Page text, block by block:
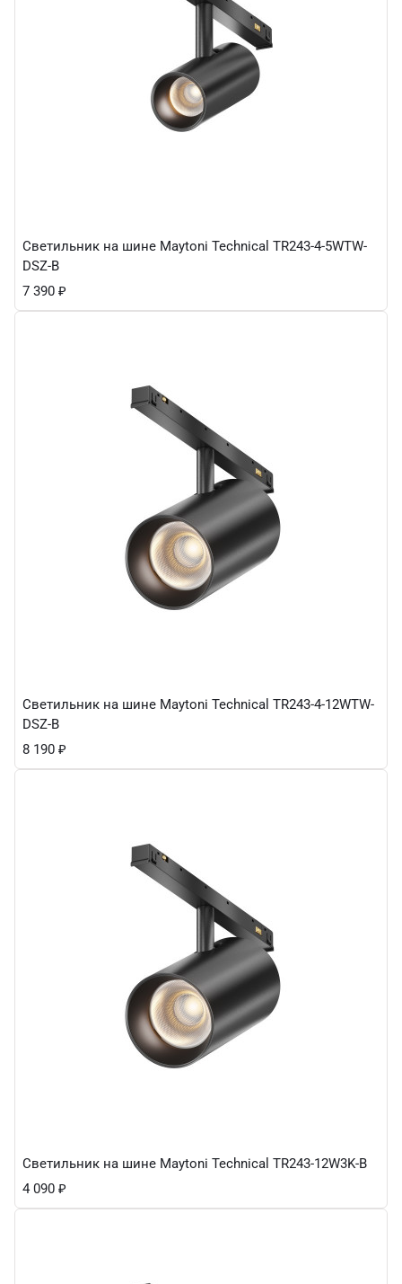
Светильник на шине Maytoni Technical TR243-4-5WTW-
DSZ-B
7 390 ₽
Светильник на шине Maytoni Technical TR243-4-12WTW-
DSZ-B
8 190 ₽
Светильник на шине Maytoni Technical TR243-12W3K-B
4 090 ₽